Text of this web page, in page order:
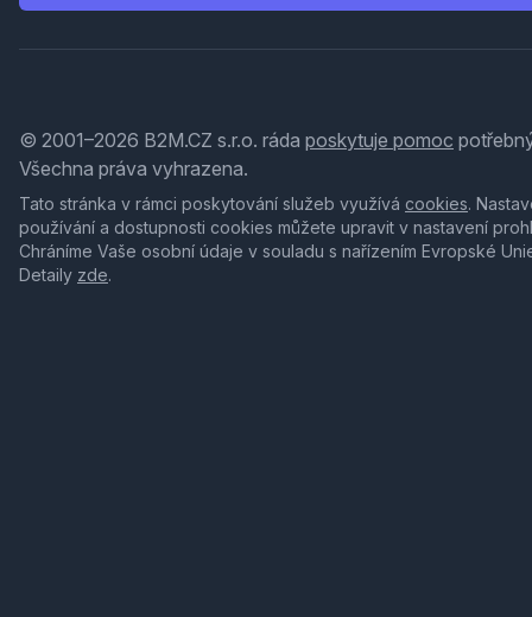
© 2001–2026 B2M.CZ s.r.o. ráda poskytuje pomoc
Všechna práva vyhrazena.
Tato stránka v rámci poskytování služeb využívá cookies.
používání a dostupnosti cookies můžete upravit v nastavení
Chráníme Vaše osobní údaje v souladu s nařízením Evropské
Detaily zde.